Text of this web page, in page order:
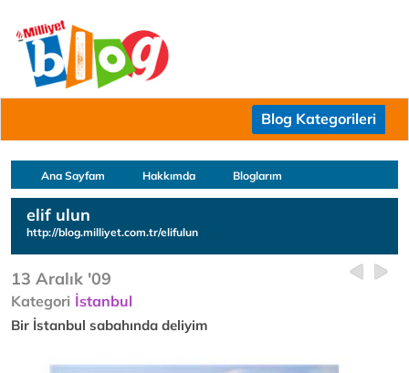
Blog Kategorileri
Ana Sayfam Hakkımda Bloglarım
elif ulun
http://blog.milliyet.com.tr/elifulun
13 Aralık '09
Kategori İstanbul
Bir İstanbul sabahında deliyim